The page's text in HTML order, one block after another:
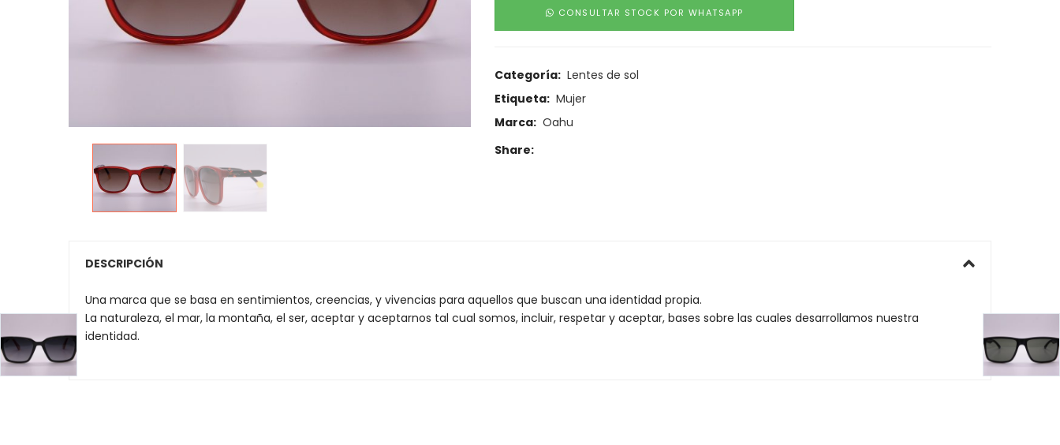
CONSULTAR STOCK POR WHATSAPP
Categoría: Lentes de sol
Etiqueta: Mujer
Marca: Oahu
Share:
DESCRIPCIÓN
Una marca que se basa en sentimientos, creencias, y vivencias para aquellos que buscan una identidad propia.
La naturaleza, el mar, la montaña, el ser, aceptar y aceptarnos tal cual somos, incluir, respetar y aceptar, bases sobre las cuales desarrollamos nuestra
identidad.